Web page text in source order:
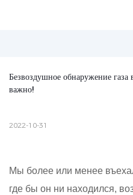
Безвоздушное обнаружение
важно!
2022-10-31
Мы более или менее
где бы он ни находился,